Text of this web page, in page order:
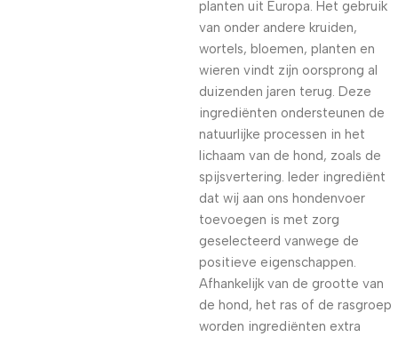
planten uit Europa. Het gebruik
van onder andere kruiden,
wortels, bloemen, planten en
wieren vindt zijn oorsprong al
duizenden jaren terug. Deze
ingrediënten ondersteunen de
natuurlijke processen in het
lichaam van de hond, zoals de
spijsvertering. Ieder ingrediënt
dat wij aan ons hondenvoer
toevoegen is met zorg
geselecteerd vanwege de
positieve eigenschappen.
Afhankelijk van de grootte van
de hond, het ras of de rasgroep
worden ingrediënten extra